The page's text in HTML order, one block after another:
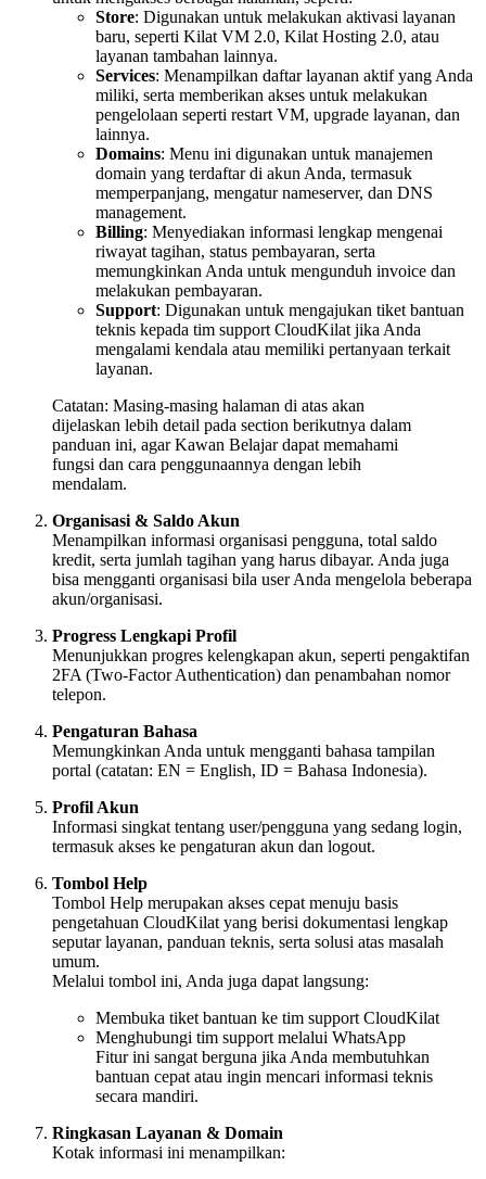
Store: Digunakan untuk melakukan aktivasi layanan
baru, seperti Kilat VM 2.0, Kilat Hosting 2.0, atau
layanan tambahan lainnya.
Services: Menampilkan daftar layanan aktif yang Anda
miliki, serta memberikan akses untuk melakukan
pengelolaan seperti restart VM, upgrade layanan, dan
lainnya.
Domains: Menu ini digunakan untuk manajemen
domain yang terdaftar di akun Anda, termasuk
memperpanjang, mengatur nameserver, dan DNS
management.
Billing: Menyediakan informasi lengkap mengenai
riwayat tagihan, status pembayaran, serta
memungkinkan Anda untuk mengunduh invoice dan
melakukan pembayaran.
Support: Digunakan untuk mengajukan tiket bantuan
teknis kepada tim support CloudKilat jika Anda
mengalami kendala atau memiliki pertanyaan terkait
layanan.
Catatan: Masing-masing halaman di atas akan
dijelaskan lebih detail pada section berikutnya dalam
panduan ini, agar Kawan Belajar dapat memahami
fungsi dan cara penggunaannya dengan lebih
mendalam.
Organisasi & Saldo Akun
Menampilkan informasi organisasi pengguna, total saldo
kredit, serta jumlah tagihan yang harus dibayar. Anda juga
bisa mengganti organisasi bila user Anda mengelola beberapa
akun/organisasi.
Progress Lengkapi Profil
Menunjukkan progres kelengkapan akun, seperti pengaktifan
2FA (Two-Factor Authentication) dan penambahan nomor
telepon.
Pengaturan Bahasa
Memungkinkan Anda untuk mengganti bahasa tampilan
portal (catatan: EN = English, ID = Bahasa Indonesia).
Profil Akun
Informasi singkat tentang user/pengguna yang sedang login,
termasuk akses ke pengaturan akun dan logout.
Tombol Help
Tombol Help merupakan akses cepat menuju basis
pengetahuan CloudKilat yang berisi dokumentasi lengkap
seputar layanan, panduan teknis, serta solusi atas masalah
umum.
Melalui tombol ini, Anda juga dapat langsung:
Membuka tiket bantuan ke tim support CloudKilat
Menghubungi tim support melalui WhatsApp
Fitur ini sangat berguna jika Anda membutuhkan
bantuan cepat atau ingin mencari informasi teknis
secara mandiri.
Ringkasan Layanan & Domain
Kotak informasi ini menampilkan: